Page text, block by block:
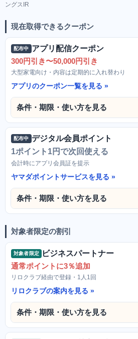
ングスIR
現在取得できるクーポン
配布中
アプリ配信クーポン
300円引き〜50,000円引き
大型家電向け・内容は定期的に入れ替わり
アプリのクーポン一覧を見る
条件・期限・使い方を見る
配布中
デジタル会員ポイント
1ポイント1円で次回使える
会計時にアプリ会員証を提示
ヤマダポイントサービスを見る
条件・期限・使い方を見る
対象者限定の割引
対象者限定
ビジネスパートナー
通常ポイントに3％追加
リロクラブ経由で登録・1人1回
リロクラブの案内を見る
条件・期限・使い方を見る